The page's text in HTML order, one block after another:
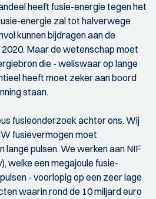
heeft fusie-energie tegen het
energie zal tot halverwege
kunnen bijdragen aan de
Maar de wetenschap moet
die - weliswaar op lange
heeft moet zeker aan boord
staan.
fusieonderzoek achter ons. Wij
fusievermogen moet
lange pulsen. We werken aan NIF
welke een megajoule fusie-
- voorlopig op een zeer lage
waarin rond de 10 miljard euro